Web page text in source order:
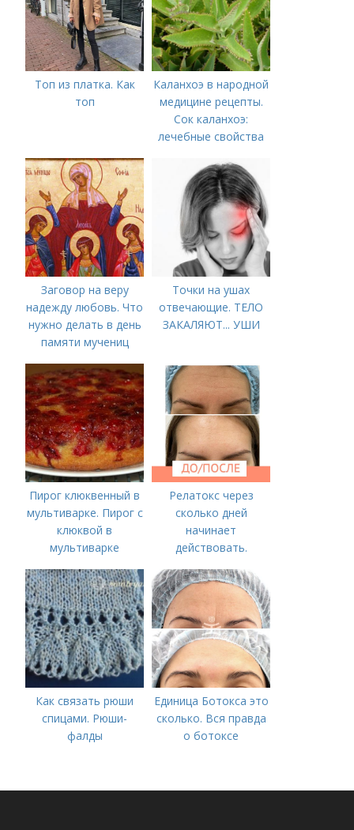
Топ из платка. Как
топ
Каланхоэ в народной
медицине рецепты.
Сок каланхоэ:
лечебные свойства
Заговор на веру
надежду любовь. Что
нужно делать в день
памяти мучениц
Любови и матери их
Софии 30 сентября
2022 года
Точки на ушах
отвечающие. ТЕЛО
ЗАКАЛЯЮТ... УШИ
Пирог клюквенный в
мультиварке. Пирог с
клюквой в
мультиварке
Релатокс через
сколько дней
начинает
действовать.
«Ботоксом»
Как связать рюши
спицами. Рюши-
фалды
Единица Ботокса это
сколько. Вся правда
о ботоксе